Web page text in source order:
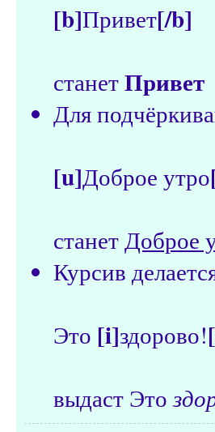
[b]Привет[/b]
станетПривет
Для
[u]Доброе утро
станетДоброе
Курсив
Это [i]здорово!
выдаст Это